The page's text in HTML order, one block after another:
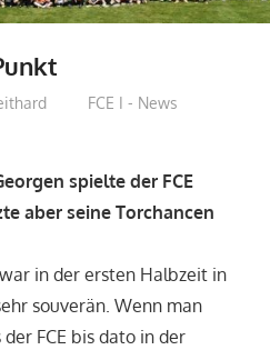
FCE I - News
spielte der FCE
aber seine Torchancen
in der ersten Halbzeit in
souverän. Wenn man
FCE bis dato in der